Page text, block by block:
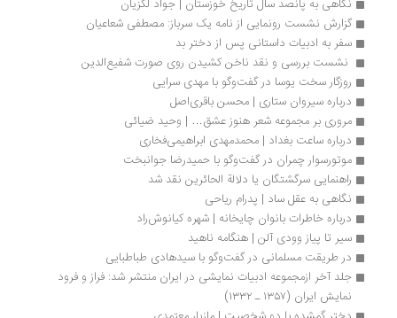
نگاهی به پانصد سال تاریخ خوزستان | جواد لگزیان
گزارش نشست رونمایی از نامه یک سرباز: مصطفی شعاعیان
سفر به ادبیات داستانی پس از دختر بد
نشست بررسی و نقد ناخن کشیدن روی صورت شفیع‌الدین
روزگار سخت یوسا در گفت‌وگو با مهدی سرایی
درباره سیروان ستاری | ​​​​​​​محسن باقری‌اصل
مروری بر مجموعه شعر هنوز عشق… | وحید ضیائی
درباره ساعت بغداد | محمدمهدی ابراهیمی‌فخاری
موتورسوار چمران در گفت‌وگو با حمیدرضا جوانبخت
راهنمایی سرگشتگان یا دلالة الحائرین نقد شد
نگاهی به عقل ساد | پدرام رياحی
درباره خاطرات بانوان چایخانه | شهره کیانوش‌راد
سیر تا پیاز وودی آلن | هنگامه ناهید
در طریقت مسلمانی در گفت‌وگو با سیدهادی طباطبایی
جلد آخر ازمجموعه ادبیات نمایشی در ایران منتشر شد: فراز و فرود
نمایش ایران (۱۳۵۷ ـ ۱۳۳۲)